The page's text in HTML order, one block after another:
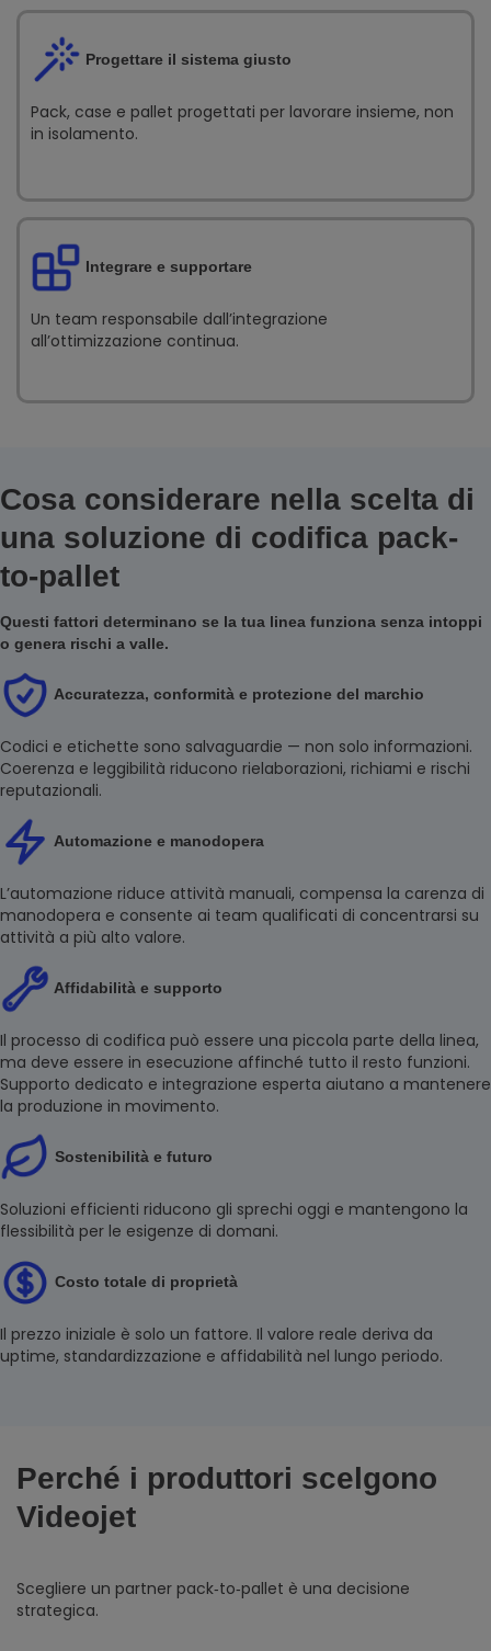
Progettare il sistema giusto
Pack, case e pallet progettati per lavorare insieme, non
in isolamento.
Integrare e supportare
Un team responsabile dall’integrazione
all’ottimizzazione continua.
Cosa considerare nella scelta di
una soluzione di codifica pack-
to-pallet
Questi fattori determinano se la tua linea funziona senza intoppi
o genera rischi a valle.
Accuratezza, conformità e protezione del marchio
Codici e etichette sono salvaguardie — non solo informazioni.
Coerenza e leggibilità riducono rielaborazioni, richiami e rischi
reputazionali.
Automazione e manodopera
L’automazione riduce attività manuali, compensa la carenza di
manodopera e consente ai team qualificati di concentrarsi su
attività a più alto valore.
Affidabilità e supporto
Il processo di codifica può essere una piccola parte della linea,
ma deve essere in esecuzione affinché tutto il resto funzioni.
Supporto dedicato e integrazione esperta aiutano a mantenere
la produzione in movimento.
Sostenibilità e futuro
Soluzioni efficienti riducono gli sprechi oggi e mantengono la
flessibilità per le esigenze di domani.
Costo totale di proprietà
Il prezzo iniziale è solo un fattore. Il valore reale deriva da
uptime, standardizzazione e affidabilità nel lungo periodo.
Perché i produttori scelgono
Videojet
Scegliere un partner pack‑to‑pallet è una decisione
strategica.